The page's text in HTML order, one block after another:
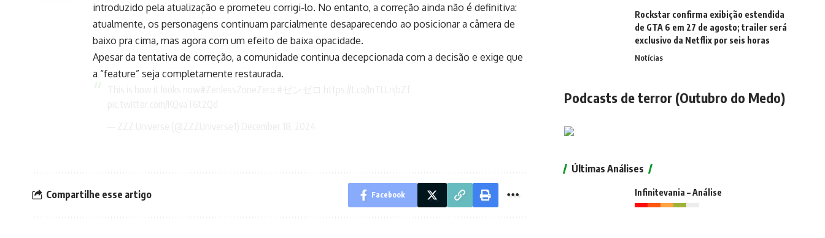
introduzido pela atualização e prometeu corrigi-lo. No entanto, a correção ainda não é definitiva:
atualmente, os personagens continuam parcialmente desaparecendo ao posicionar a câmera de
baixo pra cima, mas agora com um efeito de baixa opacidade.
Apesar da tentativa de correção, a comunidade continua decepcionada com a decisão e exige que
a “feature” seja completamente restaurada.
Compartilhe esse artigo Facebook
Rockstar confirma exibição estendida
de GTA 6 em 27 de agosto; trailer será
exclusivo da Netflix por seis horas
Notícias
Podcasts de terror (Outubro do Medo)
Últimas Análises
Infinitevania – Análise